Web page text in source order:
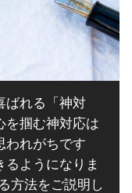
ばれる「神対
を掴む神対応は
われがちです
ようになりま
方法をご説明し